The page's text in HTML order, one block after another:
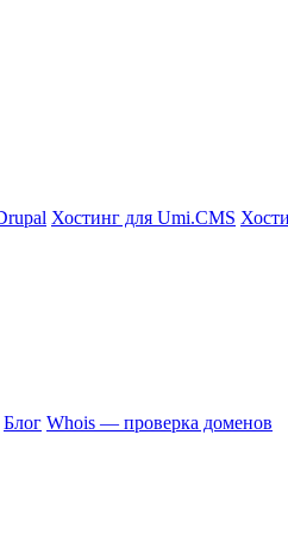
Хостинг для Umi.CMS
Блог Whois — проверка доменов